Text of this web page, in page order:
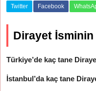
Twitter Facebook
Dirayet
Türkiye’de kaç tane
İstanbul’da kaç tane